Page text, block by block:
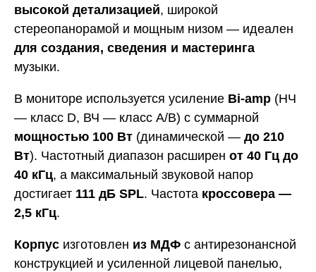
высокой детализацией, широкой
стереопанорамой и мощным низом — идеален
для создания, сведения и мастеринга
музыки.
В мониторе используется усиление Bi-amp (НЧ
— класс D, ВЧ — класс A/B) с суммарной
мощностью 100 Вт (динамической — до 210
Вт). Частотный диапазон расширен от 40 Гц до
40 кГц, а максимальный звуковой напор
достигает 111 дБ SPL. Частота кроссовера —
2,5 кГц.
Корпус изготовлен из МДФ с антирезонансной
конструкцией и усиленной лицевой панелью,